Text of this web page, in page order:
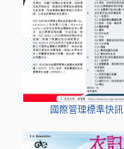
國際管理標準快訊